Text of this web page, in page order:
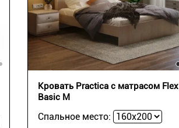
Кровать Practica c матрасом Flex
Basic M
Спальное место: